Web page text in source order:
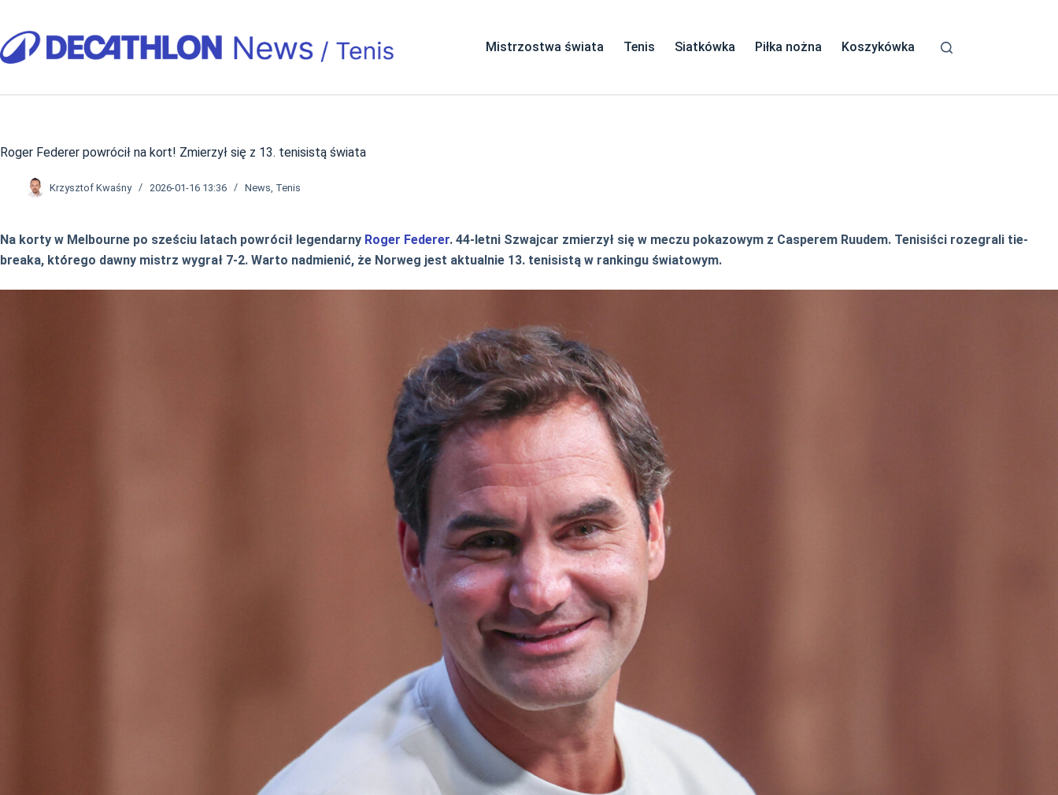
treści
Mistrzostwa świata Tenis Siatkówka Piłka nożna Koszykówka
Roger Federer powrócił na kort! Zmierzył się z 13. tenisistą świata
Krzysztof Kwaśny 2026-01-16 13:36 News Tenis
Na korty w Melbourne po sześciu latach powrócił legendarny Roger Federer. 44-letni Szwajcar zmierzył się w meczu pokazowym z Casperem Ruudem. Tenisiści rozegrali tie-
breaka, którego dawny mistrz wygrał 7-2. Warto nadmienić, że Norweg jest aktualnie 13. tenisistą w rankingu światowym.